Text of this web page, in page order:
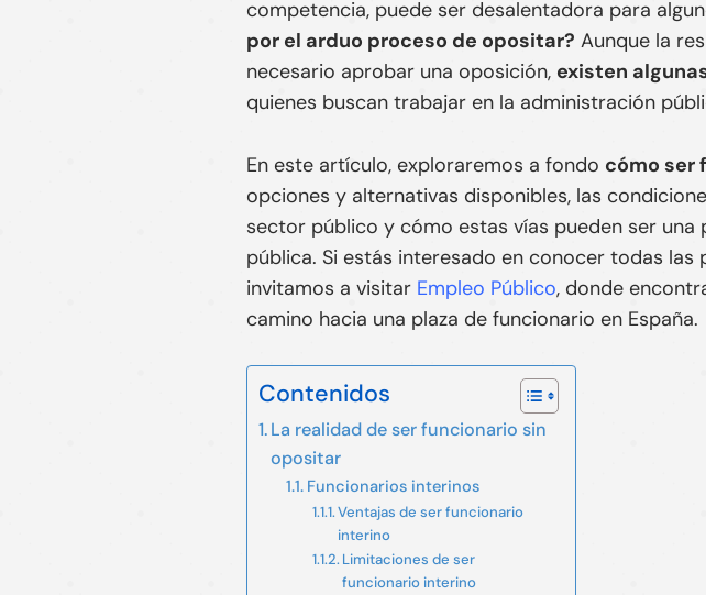
competencia, puede ser desalentadora para
por el arduo proceso de opositar? Aunque la
necesario aprobar una oposición, existen
quienes buscan trabajar en la administración
En este artículo, exploraremos a fondo cómo ser
opciones y alternativas disponibles, las
sector público y cómo estas vías pueden ser
pública. Si estás interesado en conocer todas
invitamos a visitarEmpleo Público, donde
camino hacia una plaza de funcionario en España.
Contenidos
La realidad de ser funcionario sin
opositar
Funcionarios interinos
Ventajas de ser funcionario
interino
Limitaciones de ser
funcionario interino